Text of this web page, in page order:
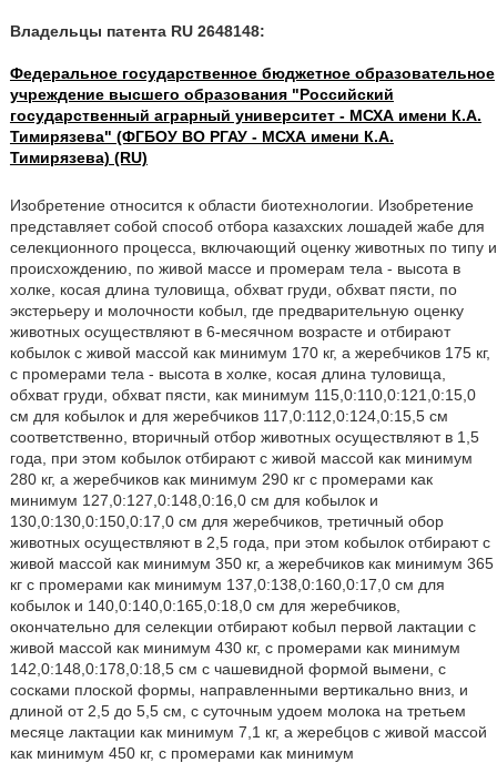
Владельцы патента RU 2648148:
Федеральное государственное бюджетное образовательное
учреждение высшего образования "Российский
государственный аграрный университет - МСХА имени К.А.
Тимирязева" (ФГБОУ ВО РГАУ - МСХА имени К.А.
Тимирязева) (RU)
Изобретение относится к области биотехнологии. Изобретение
представляет собой способ отбора казахских лошадей жабе для
селекционного процесса, включающий оценку животных по типу и
происхождению, по живой массе и промерам тела - высота в
холке, косая длина туловища, обхват груди, обхват пясти, по
экстерьеру и молочности кобыл, где предварительную оценку
животных осуществляют в 6-месячном возрасте и отбирают
кобылок с живой массой как минимум 170 кг, а жеребчиков 175 кг,
с промерами тела - высота в холке, косая длина туловища,
обхват груди, обхват пясти, как минимум 115,0:110,0:121,0:15,0
см для кобылок и для жеребчиков 117,0:112,0:124,0:15,5 см
соответственно, вторичный отбор животных осуществляют в 1,5
года, при этом кобылок отбирают с живой массой как минимум
280 кг, а жеребчиков как минимум 290 кг с промерами как
минимум 127,0:127,0:148,0:16,0 см для кобылок и
130,0:130,0:150,0:17,0 см для жеребчиков, третичный обор
животных осуществляют в 2,5 года, при этом кобылок отбирают с
живой массой как минимум 350 кг, а жеребчиков как минимум 365
кг с промерами как минимум 137,0:138,0:160,0:17,0 см для
кобылок и 140,0:140,0:165,0:18,0 см для жеребчиков,
окончательно для селекции отбирают кобыл первой лактации с
живой массой как минимум 430 кг, с промерами как минимум
142,0:148,0:178,0:18,5 см с чашевидной формой вымени, с
сосками плоской формы, направленными вертикально вниз, и
длиной от 2,5 до 5,5 см, с суточным удоем молока на третьем
месяце лактации как минимум 7,1 кг, а жеребцов с живой массой
как минимум 450 кг, с промерами как минимум